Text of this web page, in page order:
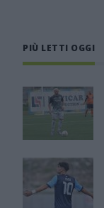
PIÙ LETTI OGGI